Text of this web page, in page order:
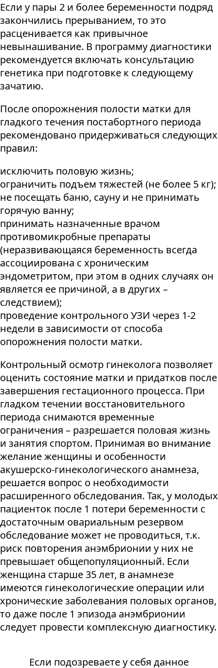
Если у пары 2 и более беременности подряд
закончились прерыванием, то это
расценивается как привычное
невынашивание. В программу диагностики
рекомендуется включать консультацию
генетика при подготовке к следующему
зачатию.
После опорожнения полости матки для
гладкого течения постабортного периода
рекомендовано придерживаться следующих
правил:
исключить половую жизнь;
ограничить подъем тяжестей (не более 5 кг);
не посещать баню, сауну и не принимать
горячую ванну;
принимать назначенные врачом
противомикробные препараты
(неразвивающаяся беременность всегда
ассоциирована с хроническим
эндометритом, при этом в одних случаях он
является ее причиной, а в других –
следствием);
проведение контрольного УЗИ через 1-2
недели в зависимости от способа
опорожнения полости матки.
Контрольный осмотр гинеколога позволяет
оценить состояние матки и придатков после
завершения гестационного процесса. При
гладком течении восстановительного
периода снимаются временные
ограничения – разрешается половая жизнь
и занятия спортом. Принимая во внимание
желание женщины и особенности
акушерско-гинекологического анамнеза,
решается вопрос о необходимости
расширенного обследования. Так, у молодых
пациенток после 1 потери беременности с
достаточным овариальным резервом
обследование может не проводиться, т.к.
риск повторения анэмбрионии у них не
превышает общепопуляционный. Если
женщина старше 35 лет, в анамнезе
имеются гинекологические операции или
хронические заболевания половых органов,
то даже после 1 эпизода анэмбрионии
следует провести комплексную диагностику.
Если подозреваете у себя данное